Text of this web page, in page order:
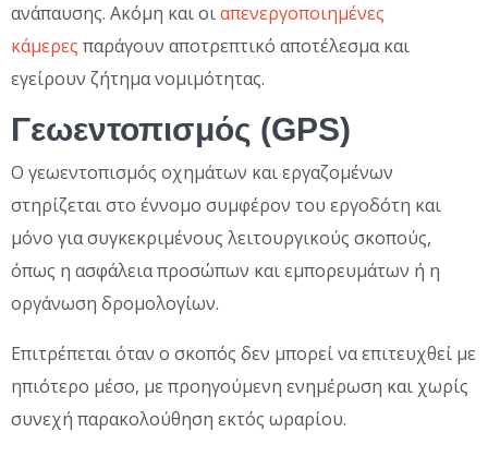
ανάπαυσης. Ακόμη και οιαπενεργοποιημένες
κάμερες παράγουν αποτρεπτικό αποτέλεσμα και
εγείρουν ζήτημα νομιμότητας.
Γεωεντοπισμός (GPS)
Ο γεωεντοπισμός οχημάτων και εργαζομένων
στηρίζεται στο έννομο συμφέρον του εργοδότη και
μόνο για συγκεκριμένους λειτουργικούς σκοπούς,
όπως η ασφάλεια προσώπων και εμπορευμάτων ή η
οργάνωση δρομολογίων.
Επιτρέπεται όταν ο σκοπός δεν μπορεί να επιτευχθεί με
ηπιότερο μέσο, με προηγούμενη ενημέρωση και χωρίς
συνεχή παρακολούθηση εκτός ωραρίου.